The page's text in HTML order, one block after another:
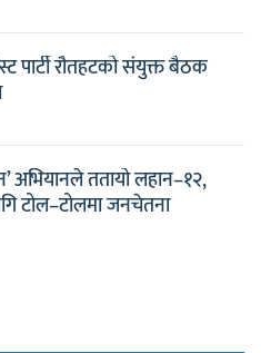
पार्टी रौतहटको संयुक्त बैठक
अभियानले ततायो लहान–१२,
टोल–टोलमा जनचेतना